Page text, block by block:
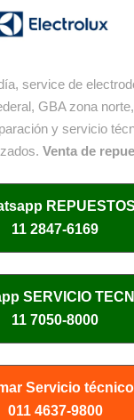
service de
GBA zona
y servicio
Venta de
REPUESTOS
11 2847-6169
SERVICIO
11 7050-8000
Servicio técnico
011 4637-9800